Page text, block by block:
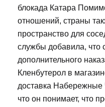
блокада Катара
отношений, страны
пространство для
службы добавила, что
дополнительного
Кленбутерол в
доставка Набережные
что он понимает, что